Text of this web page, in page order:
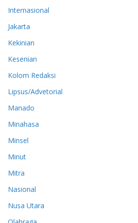
Internasional
Jakarta
Kekinian
Kesenian
Kolom Redaksi
Lipsus/Advetorial
Manado
Minahasa
Minsel
Minut
Mitra
Nasional
Nusa Utara